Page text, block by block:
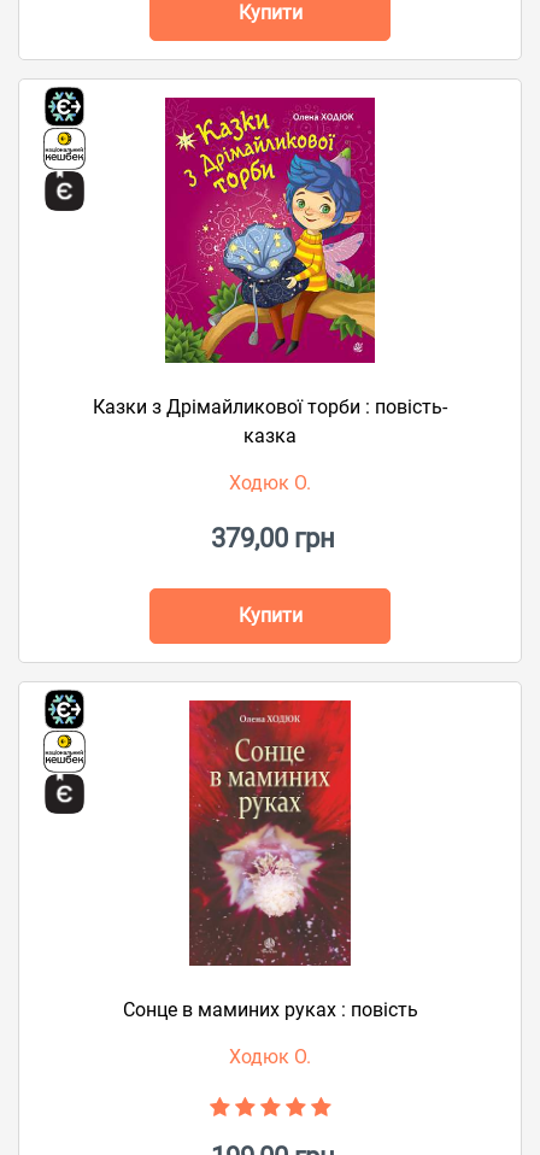
Купити
Казки з Дрімайликової торби : повість-
казка
Ходюк О.
379,00 грн
Купити
Сонце в маминих руках : повість
Ходюк О.